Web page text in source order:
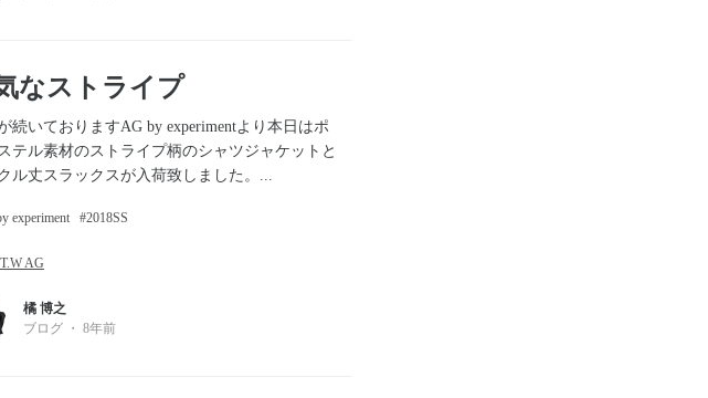
なストライプ
続いておりますAG by experimentより本日はポ
テル素材のストライプ柄のシャツジャケットと
ル丈スラックスが入荷致しました。...
experiment 2018SS
AG
橘 博之
ブログ ・ 8年前